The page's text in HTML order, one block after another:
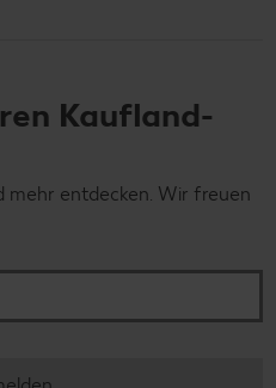
Kaufland-
mehr entdecken. Wir freuen